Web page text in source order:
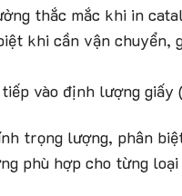
thắc mắc khi in
khi cần vận chuyển,
vào định lượng giấy
trọng lượng, phân
phù hợp cho từng loại